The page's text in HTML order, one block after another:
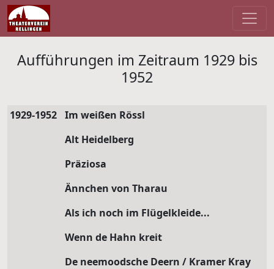
Aufführungen im Zeitraum 1929 bis
1952
1929-1952 Im weißen Rössl
Alt Heidelberg
Präziosa
Ännchen von Tharau
Als ich noch im Flügelkleide...
Wenn de Hahn kreit
De neemoodsche Deern / Kramer Kray